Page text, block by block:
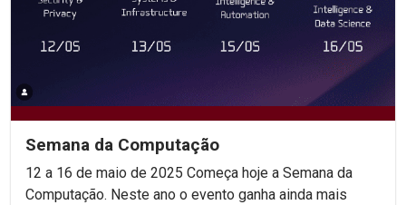
Semana da Computação
12 a 16 de maio de 2025 Começa hoje a Semana da
Computação. Neste ano o evento ganha ainda mais